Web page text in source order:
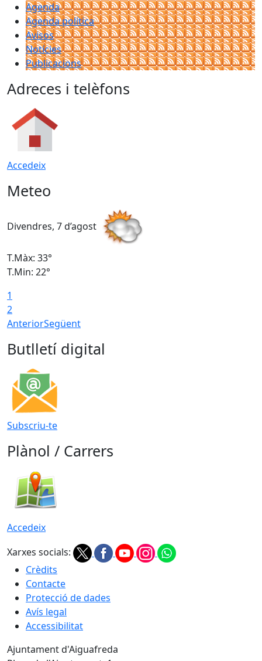
Agenda
Agenda política
Avisos
Notícies
Publicacions
Adreces i telèfons
Accedeix
Meteo
Divendres, 7 d’agost
T.Màx: 33°
T.Min: 22°
1
2
AnteriorSegüent
Butlletí digital
Subscriu-te
Plànol / Carrers
Accedeix
Xarxes socials:
Crèdits
Contacte
Protecció de dades
Avís legal
Accessibilitat
Ajuntament d'Aiguafreda